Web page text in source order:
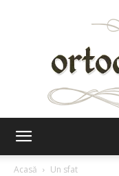
Acasă
Un sfat